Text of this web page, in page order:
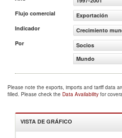
Flujo comercial
Exportación
Indicador
Crecimiento
Por
Socios
Mundo
Please note the exports, imports and tariff data
filled. Please check the Data Availability for
VISTA DE GRÁFICO